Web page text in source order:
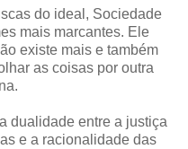
do ideal, Sociedade
mais marcantes. Ele
existe mais e também
as coisas por outra
dualidade entre a justiça
e a racionalidade das